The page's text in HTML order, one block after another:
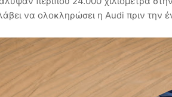
να ολοκληρώσει η Audi πριν την